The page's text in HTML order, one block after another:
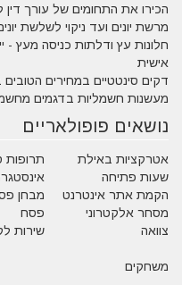
הכירו את התחומים של עורך דין
מרשת יונים ועד ניקוי לשלשת
חלונות עץ ודלתות כניסה מעץ -
אישית
דקים סינטטיים במחירים
מעשנות חשמליות בדגמים
נושאים פופולאריים
אטרקציות באילת
שעות פתיחה
הקמת אתר אינטרנט
מבחן
מסחר אלקטרוני
פסח
צוואה
שירות
משחקים